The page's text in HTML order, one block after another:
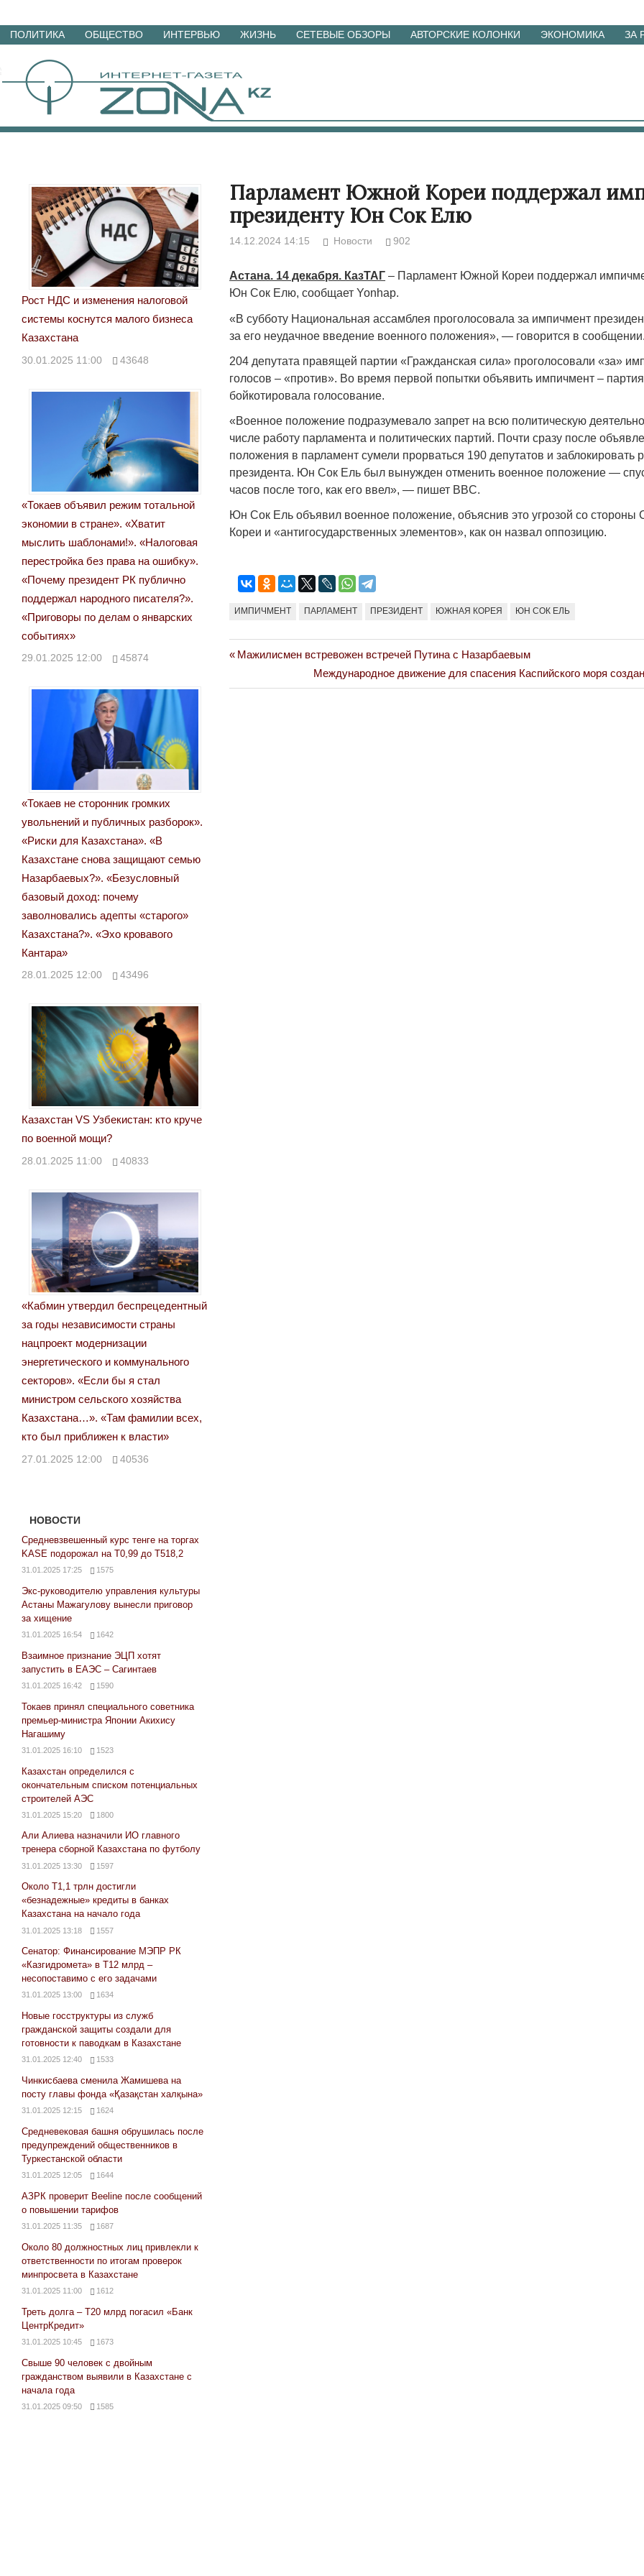
Перейти
материалам
ПОЛИТИКА ОБЩЕСТВО ИНТЕРВЬЮ ЖИЗНЬ СЕТЕВЫЕ ОБЗОРЫ АВТОРСКИЕ КОЛОНКИ ЭКОНОМИКА ЗА
Парламент Южной Кореи поддержал
президенту Юн Сок Елю
14.12.2024 14:15 Новости 902
Астана. 14 декабря. КазТАГ – Парламент Южной Кореи поддержал
Юн Сок Елю, сообщает Yonhap.
«В субботу Национальная ассамблея проголосовала за импичмент
за его неудачное введение военного положения», — говорится в сообщении.
204 депутата правящей партии «Гражданская сила» проголосовали «за»
голосов ­­– «против». Во время первой попытки объявить импичмент – партия
бойкотировала голосование.
«Военное положение подразумевало запрет на всю политическую
числе работу парламента и политических партий. Почти сразу после
положения в парламент сумели прорваться 190 депутатов и заблокировать
президента. Юн Сок Ель был вынужден отменить военное положение —
часов после того, как его ввел», — пишет BBC.
Юн Сок Ель объявил военное положение, объяснив это угрозой со стороны
Кореи и «антигосударственных элементов», как он назвал оппозицию.
ИМПИЧМЕНТ ПАРЛАМЕНТ ПРЕЗИДЕНТ ЮЖНАЯ КОРЕЯ ЮН СОК ЕЛЬ
Навигация
по
Previous
Мажилисмен встревожен встречей Путина с Назарбаевым
Next
Post:
Международное движение для спасения Каспийского моря
Рост НДС и изменения налоговой
системы коснутся малого бизнеса
Казахстана
30.01.2025 11:00 43648
«Токаев объявил режим тотальной
экономии в стране». «Хватит
мыслить шаблонами!». «Налоговая
перестройка без права на ошибку».
«Почему президент РК публично
поддержал народного писателя?».
«Приговоры по делам о январских
событиях»
29.01.2025 12:00 45874
«Токаев не сторонник громких
увольнений и публичных разборок».
«Риски для Казахстана». «В
Казахстане снова защищают семью
Назарбаевых?». «Безусловный
базовый доход: почему
заволновались адепты «старого»
Казахстана?». «Эхо кровавого
Кантара»
28.01.2025 12:00 43496
Казахстан VS Узбекистан: кто круче
по военной мощи?
28.01.2025 11:00 40833
«Кабмин утвердил беспрецедентный
за годы независимости страны
нацпроект модернизации
энергетического и коммунального
секторов». «Если бы я стал
министром сельского хозяйства
Казахстана…». «Там фамилии всех,
кто был приближен к власти»
27.01.2025 12:00 40536
НОВОСТИ
Средневзвешенный курс тенге на торгах
KASE подорожал на Т0,99 до Т518,2
31.01.2025 17:25 1575
Экс-руководителю управления культуры
Астаны Мажагулову вынесли приговор
за хищение
31.01.2025 16:54 1642
Взаимное признание ЭЦП хотят
запустить в ЕАЭС – Сагинтаев
31.01.2025 16:42 1590
Токаев принял специального советника
премьер-министра Японии Акихису
Нагашиму
31.01.2025 16:10 1523
Казахстан определился с
окончательным списком потенциальных
строителей АЭС
31.01.2025 15:20 1800
Али Алиева назначили ИО главного
тренера сборной Казахстана по футболу
31.01.2025 13:30 1597
Около Т1,1 трлн достигли
«безнадежные» кредиты в банках
Казахстана на начало года
31.01.2025 13:18 1557
Сенатор: Финансирование МЭПР РК
«Казгидромета» в Т12 млрд –
несопоставимо с его задачами
31.01.2025 13:00 1634
Новые госструктуры из служб
гражданской защиты создали для
готовности к паводкам в Казахстане
31.01.2025 12:40 1533
Чинкисбаева сменила Жамишева на
посту главы фонда «Қазақстан халқына»
31.01.2025 12:15 1624
Средневековая башня обрушилась после
предупреждений общественников в
Туркестанской области
31.01.2025 12:05 1644
АЗРК проверит Beeline после сообщений
о повышении тарифов
31.01.2025 11:35 1687
Около 80 должностных лиц привлекли к
ответственности по итогам проверок
минпросвета в Казахстане
31.01.2025 11:00 1612
Треть долга – Т20 млрд погасил «Банк
ЦентрКредит»
31.01.2025 10:45 1673
Свыше 90 человек с двойным
гражданством выявили в Казахстане с
начала года
31.01.2025 09:50 1585
Народ выбрал свет
17.10.2024 17:00
Странная
Война
Война Миров.